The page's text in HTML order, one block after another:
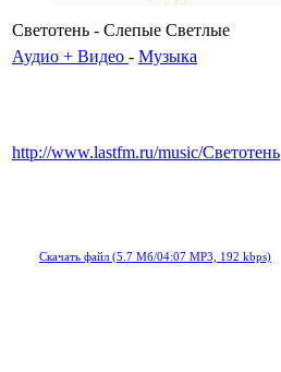
Светотень - Слепые Светлые
Аудио + Видео - Музыка
http://www.lastfm.ru/music/Светотень
Скачать файл (5.7 Мб/04:07 MP3, 192 kbps)